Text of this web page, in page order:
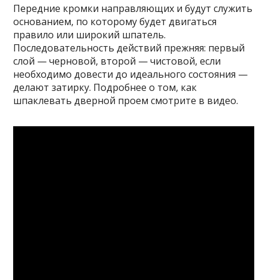
Передние кромки направляющих и будут служить
основанием, по которому будет двигаться
правило или широкий шпатель.
Последовательность действий прежняя: первый
слой — черновой, второй — чистовой, если
необходимо довести до идеального состояния —
делают затирку. Подробнее о том, как
шпаклевать дверной проем смотрите в видео.